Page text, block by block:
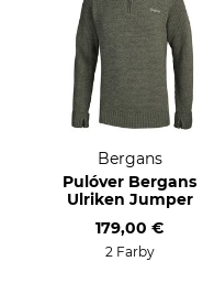
Bergans
Pulóver Bergans
Ulriken Jumper
179,00 €
2 Farby